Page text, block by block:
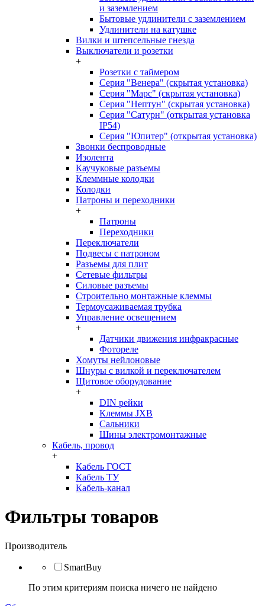
и заземлением
Бытовые удлинители с заземлением
Удлинители на катушке
Вилки и штепсельные гнезда
Выключатели и розетки
+
Розетки с таймером
Серия "Венера" (скрытая установка)
Серия "Марс" (скрытая установка)
Серия "Нептун" (скрытая установка)
Серия "Сатурн" (открытая установка
IP54)
Серия "Юпитер" (открытая установка)
Звонки беспроводные
Изолента
Каучуковые разъемы
Клеммные колодки
Колодки
Патроны и переходники
+
Патроны
Переходники
Переключатели
Подвесы с патроном
Разъемы для плит
Сетевые фильтры
Силовые разъемы
Строительно монтажные клеммы
Термоусаживаемая трубка
Управление освещением
+
Датчики движения инфракрасные
Фотореле
Хомуты нейлоновые
Шнуры с вилкой и переключателем
Щитовое оборудование
+
DIN рейки
Клеммы JXB
Сальники
Шины электромонтажные
Кабель, провод
+
Кабель ГОСТ
Кабель ТУ
Кабель-канал
Фильтры товаров
Производитель
SmartBuy
По этим критериям поиска ничего не найдено